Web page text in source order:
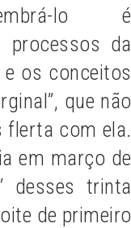
lo é
processos da
os conceitos
que não
flerta com ela.
em março de
desses trinta
de primeiro